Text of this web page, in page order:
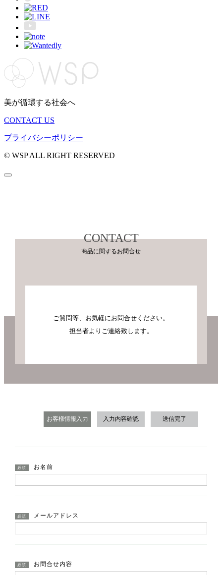
美が循環する社会へ
CONTACT US
プライバシーポリシー
© WSP ALL RIGHT RESERVED
CONTACT
商品に関するお問合せ
ご質問等、お気軽にお問合せください。
担当者よりご連絡致します。
お客様情報入力 入力内容確認 送信完了
必須 お名前
必須 メールアドレス
必須 お問合せ内容